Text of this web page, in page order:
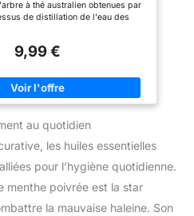
:
à thé australien obtenues par
de distillation de l'eau des
d'arbre à thé peut être utilisé dans
Soin de la peau: Tea Tree Oil est
le visage, les cuticles, et les
arbre a la peut également être
tea tree huile essentielle peut être
rend également vos ongles
brillants et plus forts Assurance
chaque client, n'hésitez pas
vous n'êtes pas satisfait de notre
essentielle d'arbre à thé
9,99 €
au quotidien
les huiles essentielles
pour l’hygiène quotidienne.
menthe poivrée est la star
la mauvaise haleine. Son